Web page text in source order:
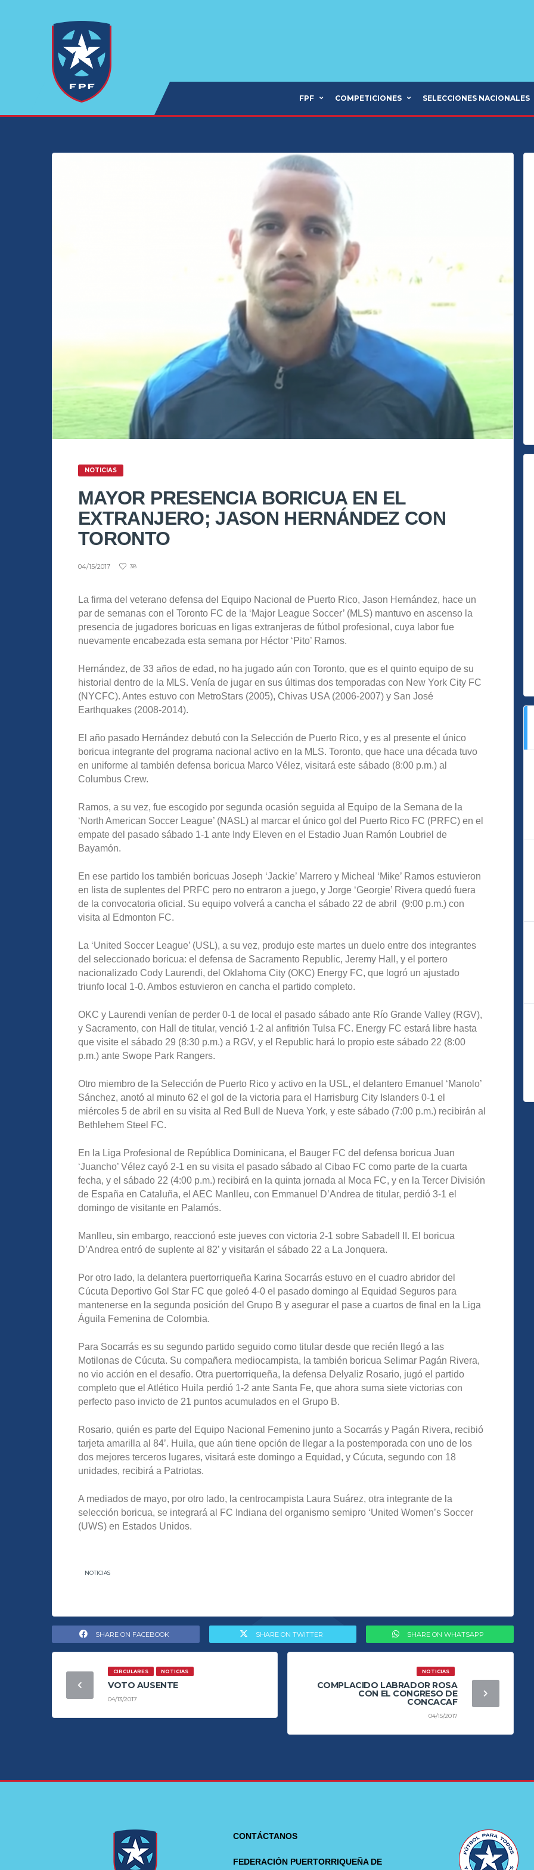
FPF COMPETICIONES SELECCIONES NACIONALES
NOTICIAS
MAYOR PRESENCIA BORICUA EN EL
EXTRANJERO; JASON HERNÁNDEZ CON
TORONTO
04/15/2017 38
La firma del veterano defensa del Equipo Nacional de Puerto Rico, Jason Hernández, hace un
par de semanas con el Toronto FC de la ‘Major League Soccer’ (MLS) mantuvo en ascenso la
presencia de jugadores boricuas en ligas extranjeras de fútbol profesional, cuya labor fue
nuevamente encabezada esta semana por Héctor ‘Pito’ Ramos.
Hernández, de 33 años de edad, no ha jugado aún con Toronto, que es el quinto equipo de su
historial dentro de la MLS. Venía de jugar en sus últimas dos temporadas con New York City FC
(NYCFC). Antes estuvo con MetroStars (2005), Chivas USA (2006-2007) y San José
Earthquakes (2008-2014).
El año pasado Hernández debutó con la Selección de Puerto Rico, y es al presente el único
boricua integrante del programa nacional activo en la MLS. Toronto, que hace una década tuvo
en uniforme al también defensa boricua Marco Vélez, visitará este sábado (8:00 p.m.) al
Columbus Crew.
Ramos, a su vez, fue escogido por segunda ocasión seguida al Equipo de la Semana de la
‘North American Soccer League’ (NASL) al marcar el único gol del Puerto Rico FC (PRFC) en el
empate del pasado sábado 1-1 ante Indy Eleven en el Estadio Juan Ramón Loubriel de
Bayamón.
En ese partido los también boricuas Joseph ‘Jackie’ Marrero y Micheal ‘Mike’ Ramos estuvieron
en lista de suplentes del PRFC pero no entraron a juego, y Jorge ‘Georgie’ Rivera quedó fuera
de la convocatoria oficial. Su equipo volverá a cancha el sábado 22 de abril (9:00 p.m.) con
visita al Edmonton FC.
La ‘United Soccer League’ (USL), a su vez, produjo este martes un duelo entre dos integrantes
del seleccionado boricua: el defensa de Sacramento Republic, Jeremy Hall, y el portero
nacionalizado Cody Laurendi, del Oklahoma City (OKC) Energy FC, que logró un ajustado
triunfo local 1-0. Ambos estuvieron en cancha el partido completo.
OKC y Laurendi venían de perder 0-1 de local el pasado sábado ante Río Grande Valley (RGV),
y Sacramento, con Hall de titular, venció 1-2 al anfitrión Tulsa FC. Energy FC estará libre hasta
que visite el sábado 29 (8:30 p.m.) a RGV, y el Republic hará lo propio este sábado 22 (8:00
p.m.) ante Swope Park Rangers.
Otro miembro de la Selección de Puerto Rico y activo en la USL, el delantero Emanuel ‘Manolo’
Sánchez, anotó al minuto 62 el gol de la victoria para el Harrisburg City Islanders 0-1 el
miércoles 5 de abril en su visita al Red Bull de Nueva York, y este sábado (7:00 p.m.) recibirán al
Bethlehem Steel FC.
En la Liga Profesional de República Dominicana, el Bauger FC del defensa boricua Juan
‘Juancho’ Vélez cayó 2-1 en su visita el pasado sábado al Cibao FC como parte de la cuarta
fecha, y el sábado 22 (4:00 p.m.) recibirá en la quinta jornada al Moca FC, y en la Tercer División
de España en Cataluña, el AEC Manlleu, con Emmanuel D’Andrea de titular, perdió 3-1 el
domingo de visitante en Palamós.
Manlleu, sin embargo, reaccionó este jueves con victoria 2-1 sobre Sabadell II. El boricua
D’Andrea entró de suplente al 82’ y visitarán el sábado 22 a La Jonquera.
Por otro lado, la delantera puertorriqueña Karina Socarrás estuvo en el cuadro abridor del
Cúcuta Deportivo Gol Star FC que goleó 4-0 el pasado domingo al Equidad Seguros para
mantenerse en la segunda posición del Grupo B y asegurar el pase a cuartos de final en la Liga
Águila Femenina de Colombia.
Para Socarrás es su segundo partido seguido como titular desde que recién llegó a las
Motilonas de Cúcuta. Su compañera mediocampista, la también boricua Selimar Pagán Rivera,
no vio acción en el desafío. Otra puertorriqueña, la defensa Delyaliz Rosario, jugó el partido
completo que el Atlético Huila perdió 1-2 ante Santa Fe, que ahora suma siete victorias con
perfecto paso invicto de 21 puntos acumulados en el Grupo B.
Rosario, quién es parte del Equipo Nacional Femenino junto a Socarrás y Pagán Rivera, recibió
tarjeta amarilla al 84’. Huila, que aún tiene opción de llegar a la postemporada con uno de los
dos mejores terceros lugares, visitará este domingo a Equidad, y Cúcuta, segundo con 18
unidades, recibirá a Patriotas.
A mediados de mayo, por otro lado, la centrocampista Laura Suárez, otra integrante de la
selección boricua, se integrará al FC Indiana del organismo semipro ‘United Women’s Soccer
(UWS) en Estados Unidos.
NOTICIAS
SHARE ON FACEBOOK SHARE ON TWITTER SHARE ON WHATSAPP
CIRCULARES NOTICIAS
VOTO AUSENTE
04/13/2017
NOTICIAS
COMPLACIDO LABRADOR ROSA
CON EL CONGRESO DE
CONCACAF
04/15/2017
CONTÁCTANOS
FEDERACIÓN PUERTORRIQUEÑA DE